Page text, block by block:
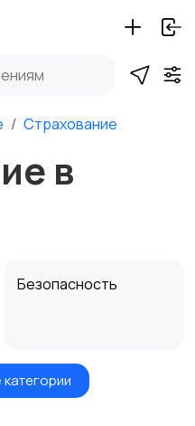
Страхование
в
Безопасность
Высший менеджмент